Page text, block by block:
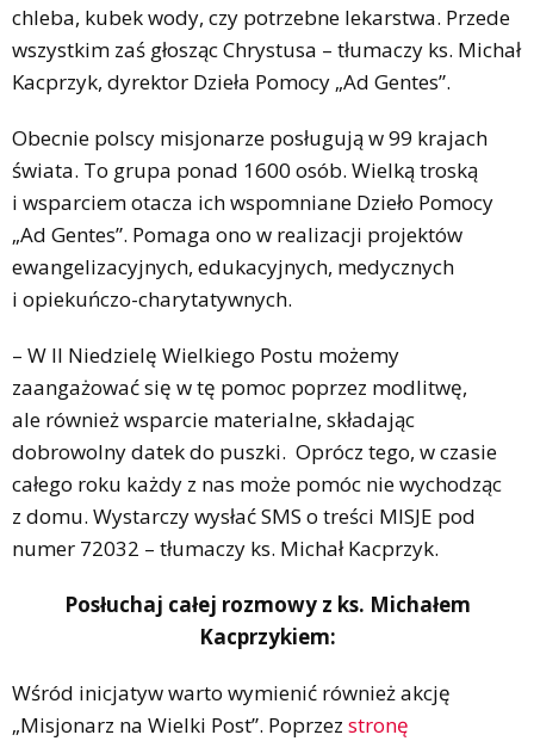
chleba, kubek wody, czy potrzebne lekarstwa. Przede
wszystkim zaś głosząc Chrystusa – tłumaczy ks. Michał
Kacprzyk, dyrektor Dzieła Pomocy „Ad Gentes”.
Obecnie polscy misjonarze posługują w 99 krajach
świata. To grupa ponad 1600 osób. Wielką troską
i wsparciem otacza ich wspomniane Dzieło Pomocy
„Ad Gentes”. Pomaga ono w realizacji projektów
ewangelizacyjnych, edukacyjnych, medycznych
i opiekuńczo-charytatywnych.
– W II Niedzielę Wielkiego Postu możemy
zaangażować się w tę pomoc poprzez modlitwę,
ale również wsparcie materialne, składając
dobrowolny datek do puszki. Oprócz tego, w czasie
całego roku każdy z nas może pomóc nie wychodząc
z domu. Wystarczy wysłać SMS o treści MISJE pod
numer 72032 – tłumaczy ks. Michał Kacprzyk.
Posłuchaj całej rozmowy z ks. Michałem
Kacprzykiem:
Wśród inicjatyw warto wymienić również akcję
„Misjonarz na Wielki Post”. Poprzez stronę